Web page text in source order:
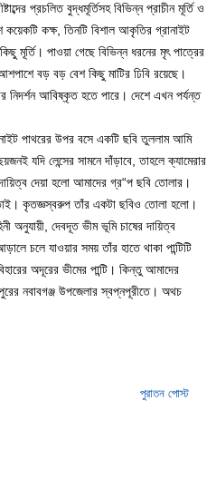
প্রচলিত বুদ্ধমূর্তিসহ বিভিন্ন প্রাচীন মূর্তি ও
কক্ষ, তিনটি বিশাল আকৃতির গ্রানাইট
মূর্তি। পাওয়া গেছে বিভিন্ন ধরনের মৃৎ পাত্রের
বড় বড় বেশ কিছু মাটির ঢিবি রয়েছে।
নিদর্শন আবিষ্কৃত হতে পারে। দেশে এখন পর্যন্ত
পাথরের উপর বসে একটি ছবি তুললাম আমি
লেন্সের সামনে দাঁড়াবে, তাহলে ক্যামেরার
দেয়া হলো আমাদের গ্র“প ছবি তোলার।
ভাই। কৃতজ্ঞস্বরুপ তাঁর একটা ছবিও তোলা হলো।
অনুযায়ী, দেবদূত ভীম ভূমি চাষের দায়িত্ব
চলে যাওয়ার সময় তাঁর হাতে থাকা পান্টিটি
অদূরের ভীমের পান্টি। কিন্তু আমাদের
নবাবগঞ্জ উপজেলার স্বপ্নপূরীতে। অথচ
পুরাতন পোস্ট